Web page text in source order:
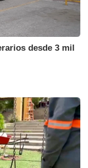
desde 3 mil